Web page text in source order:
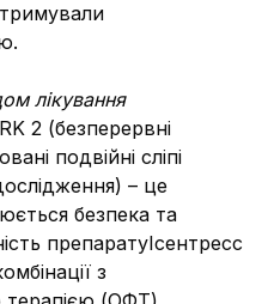
лікування
2 (безперервні
подвійні сліпі
– це
безпека та
препаратуІсентресс
з